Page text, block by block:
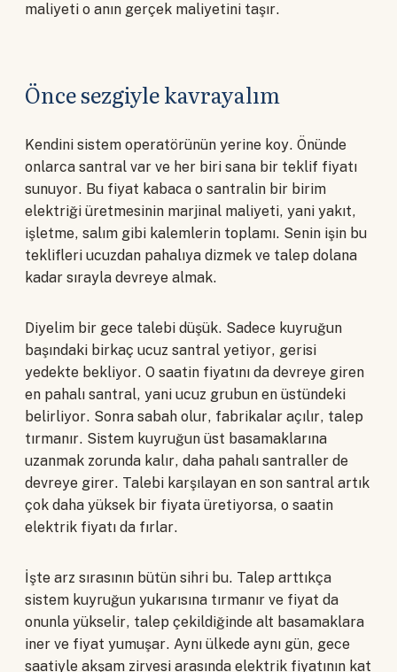
maliyeti o anın gerçek maliyetini taşır.
Önce sezgiyle kavrayalım
Kendini sistem operatörünün yerine koy. Önünde
onlarca santral var ve her biri sana bir teklif fiyatı
sunuyor. Bu fiyat kabaca o santralin bir birim
elektriği üretmesinin marjinal maliyeti, yani yakıt,
işletme, salım gibi kalemlerin toplamı. Senin işin bu
teklifleri ucuzdan pahalıya dizmek ve talep dolana
kadar sırayla devreye almak.
Diyelim bir gece talebi düşük. Sadece kuyruğun
başındaki birkaç ucuz santral yetiyor, gerisi
yedekte bekliyor. O saatin fiyatını da devreye giren
en pahalı santral, yani ucuz grubun en üstündeki
belirliyor. Sonra sabah olur, fabrikalar açılır, talep
tırmanır. Sistem kuyruğun üst basamaklarına
uzanmak zorunda kalır, daha pahalı santraller de
devreye girer. Talebi karşılayan en son santral artık
çok daha yüksek bir fiyata üretiyorsa, o saatin
elektrik fiyatı da fırlar.
İşte arz sırasının bütün sihri bu. Talep arttıkça
sistem kuyruğun yukarısına tırmanır ve fiyat da
onunla yükselir, talep çekildiğinde alt basamaklara
iner ve fiyat yumuşar. Aynı ülkede aynı gün, gece
saatiyle akşam zirvesi arasında elektrik fiyatının kat